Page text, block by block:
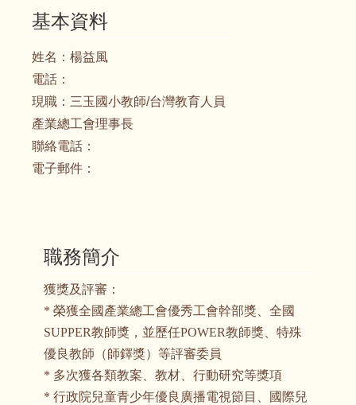
基本資料
姓名： 楊益風
電話：
現職： 三玉國小教師/台灣教育人員
產業總工會理事長
聯絡電話：
電子郵件：
職務簡介
獲獎及評審：
* 榮獲全國產業總工會優秀工會幹部獎、全國
SUPPER教師獎，並歷任POWER教師獎、特殊
優良教師（師鐸獎）等評審委員
* 多次獲各類教案、教材、行動研究等獎項
* 行政院兒童青少年優良廣播電視節目、國際兒